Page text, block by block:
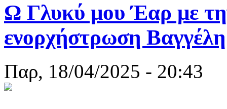
Ω Γλυκύ μου Έαρ με
ενορχήστρωση
Παρ, 18/04/2025 - 20:43